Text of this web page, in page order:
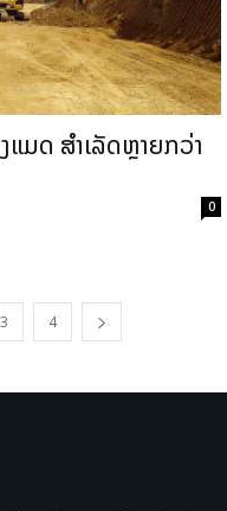
ແມດ ​ສຳ­ເລັດ​ຫຼາຍ​ກວ່າ
0
3 4